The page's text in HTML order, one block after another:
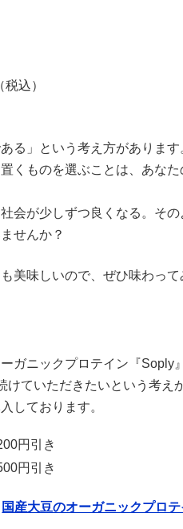
込）
る」という考え方があります
くものを選ぶことは、あな
会が少しずつ良くなる。そ
せんか？
美味しいので、ぜひ味わっ
ガニックプロテイン『Soply』
けていただきたいという考え
しております。
円引き
円引き
国産大豆のオーガニックプロ